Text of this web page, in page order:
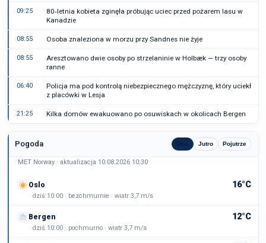
09:25
80‑letnia kobieta zginęła próbując uciec przed pożarem lasu w
Kanadzie
08:55 Osoba znaleziona w morzu przy Sandnes nie żyje
08:55
Aresztowano dwie osoby po strzelaninie w Holbæk — trzy osoby
ranne
06:40
Policja ma pod kontrolą niebezpiecznego mężczyznę, który uciekł
z placówki w Lesja
21:25 Kilka domów ewakuowano po osuwiskach w okolicach Bergen
Pogoda Dziś Jutro Pojutrze
MET Norway · aktualizacja 10.08.2026 10:30
Oslo 16°C
dziś 10:00 · bezchmurnie · wiatr 3,7 m/s
Bergen 12°C
dziś 10:00 · pochmurno · wiatr 3,7 m/s